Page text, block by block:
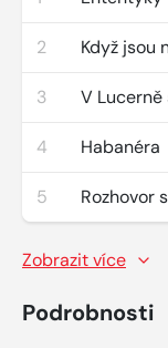
2 Když jsou
3 V
4 Habanéra
5 Rozhovor
Zobrazit více
Podrobnosti